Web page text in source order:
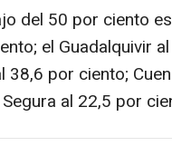
del 50 por ciento
el Guadalquivir
38,6 por ciento;
al 22,5 por